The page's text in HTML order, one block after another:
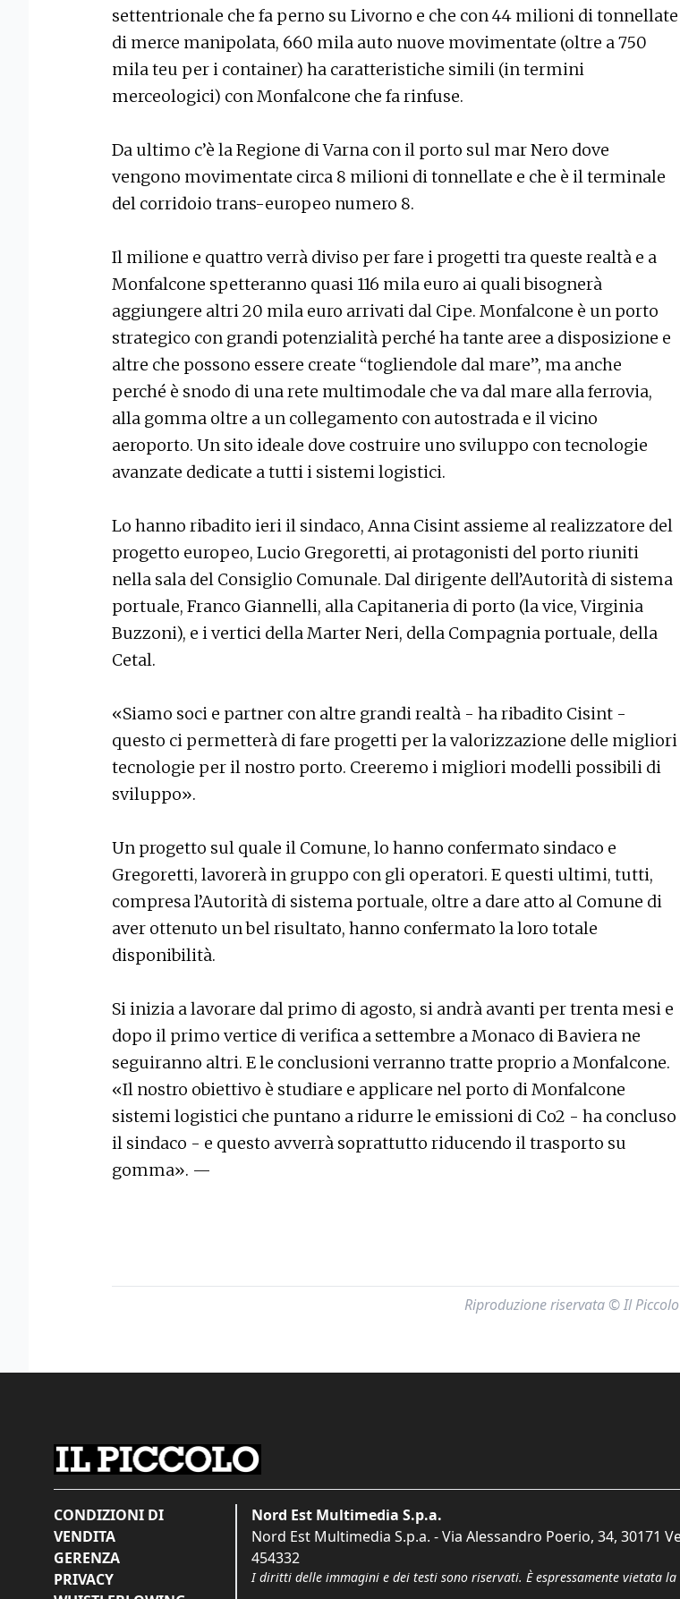
settentrionale che fa perno su Livorno e che con 44 milioni di tonnellate
di merce manipolata, 660 mila auto nuove movimentate (oltre a 750
mila teu per i container) ha caratteristiche simili (in termini
merceologici) con Monfalcone che fa rinfuse.
Da ultimo c’è la Regione di Varna con il porto sul mar Nero dove
vengono movimentate circa 8 milioni di tonnellate e che è il terminale
del corridoio trans-europeo numero 8.
Il milione e quattro verrà diviso per fare i progetti tra queste realtà e a
Monfalcone spetteranno quasi 116 mila euro ai quali bisognerà
aggiungere altri 20 mila euro arrivati dal Cipe. Monfalcone è un porto
strategico con grandi potenzialità perché ha tante aree a disposizione e
altre che possono essere create “togliendole dal mare”, ma anche
perché è snodo di una rete multimodale che va dal mare alla ferrovia,
alla gomma oltre a un collegamento con autostrada e il vicino
aeroporto. Un sito ideale dove costruire uno sviluppo con tecnologie
avanzate dedicate a tutti i sistemi logistici.
Lo hanno ribadito ieri il sindaco, Anna Cisint assieme al realizzatore del
progetto europeo, Lucio Gregoretti, ai protagonisti del porto riuniti
nella sala del Consiglio Comunale. Dal dirigente dell’Autorità di sistema
portuale, Franco Giannelli, alla Capitaneria di porto (la vice, Virginia
Buzzoni), e i vertici della Marter Neri, della Compagnia portuale, della
Cetal.
«Siamo soci e partner con altre grandi realtà - ha ribadito Cisint -
questo ci permetterà di fare progetti per la valorizzazione delle migliori
tecnologie per il nostro porto. Creeremo i migliori modelli possibili di
sviluppo».
Un progetto sul quale il Comune, lo hanno confermato sindaco e
Gregoretti, lavorerà in gruppo con gli operatori. E questi ultimi, tutti,
compresa l’Autorità di sistema portuale, oltre a dare atto al Comune di
aver ottenuto un bel risultato, hanno confermato la loro totale
disponibilità.
Si inizia a lavorare dal primo di agosto, si andrà avanti per trenta mesi e
dopo il primo vertice di verifica a settembre a Monaco di Baviera ne
seguiranno altri. E le conclusioni verranno tratte proprio a Monfalcone.
«Il nostro obiettivo è studiare e applicare nel porto di Monfalcone
sistemi logistici che puntano a ridurre le emissioni di Co2 - ha concluso
il sindaco - e questo avverrà soprattutto riducendo il trasporto su
gomma». —
Riproduzione riservata © Il Piccolo
CONDIZIONI DI
VENDITA
GERENZA
PRIVACY
Nord Est Multimedia S.p.a.
Nord Est Multimedia S.p.a. - Via Alessandro Poerio, 34, 30171
454332
I diritti delle immagini e dei testi sono riservati. È espressamente vietata